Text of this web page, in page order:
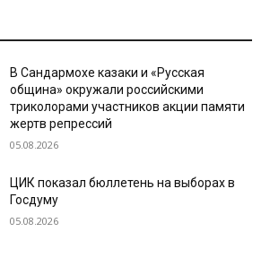
В Сандармохе казаки и «Русская
община» окружали российскими
триколорами участников акции памяти
жертв репрессий
05.08.2026
ЦИК показал бюллетень на выборах в
Госдуму
05.08.2026